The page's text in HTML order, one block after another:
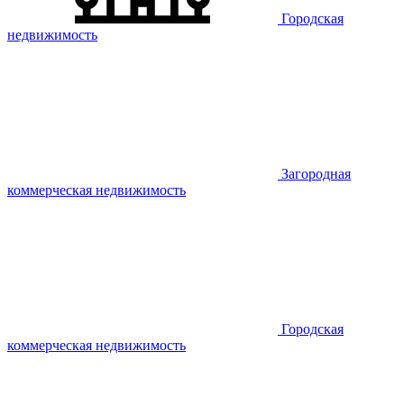
Городская
недвижимость
Загородная
коммерческая недвижимость
Городская
коммерческая недвижимость